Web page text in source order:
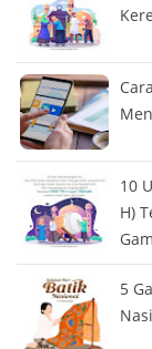
10
H)
5